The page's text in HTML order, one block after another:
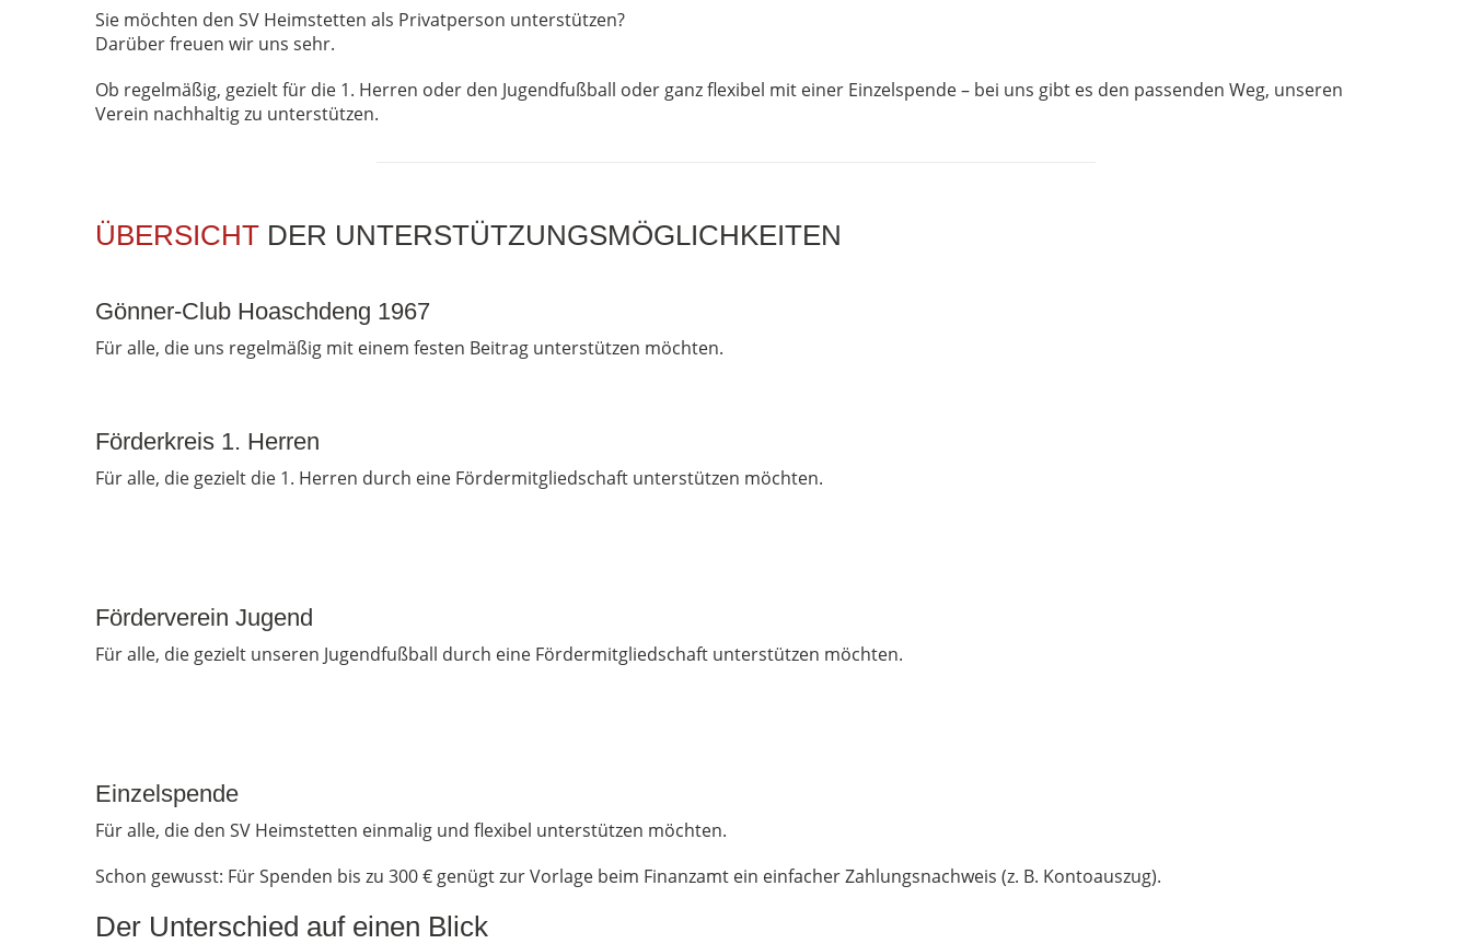
Sie möchten den SV Heimstetten als Privatperson unterstützen?
Darüber freuen wir uns sehr.
Ob regelmäßig, gezielt für die 1. Herren oder den Jugendfußball oder ganz flexibel mit einer Einzelspende – bei uns gibt es den passenden Weg, unseren
Verein nachhaltig zu unterstützen.
ÜBERSICHT DER UNTERSTÜTZUNGSMÖGLICHKEITEN
Gönner-Club Hoaschdeng 1967
Für alle, die uns regelmäßig mit einem festen Beitrag unterstützen möchten.
Förderkreis 1. Herren
Für alle, die gezielt die 1. Herren durch eine Fördermitgliedschaft unterstützen möchten.
Förderverein Jugend
Für alle, die gezielt unseren Jugendfußball durch eine Fördermitgliedschaft unterstützen möchten.
Einzelspende
Für alle, die den SV Heimstetten einmalig und flexibel unterstützen möchten.
Schon gewusst: Für Spenden bis zu 300 € genügt zur Vorlage beim Finanzamt ein einfacher Zahlungsnachweis (z. B. Kontoauszug).
Der Unterschied auf einen Blick